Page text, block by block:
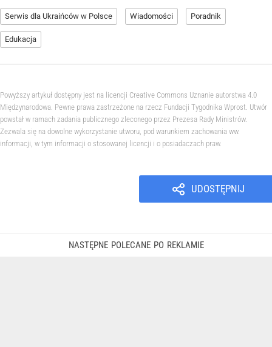
Serwis dla Ukraińców w Polsce Wiadomości Poradnik
Edukacja
Powyższy artykuł dostępny jest na licencji Creative Commons Uznanie autorstwa 4.0
Międzynarodowa. Pewne prawa zastrzeżone na rzecz Fundacji Tygodnika Wprost. Utwór
powstał w ramach zadania publicznego zleconego przez Prezesa Rady Ministrów.
Zezwala się na dowolne wykorzystanie utworu, pod warunkiem zachowania ww.
informacji, w tym informacji o stosowanej licencji i o posiadaczach praw.
UDOSTĘPNIJ